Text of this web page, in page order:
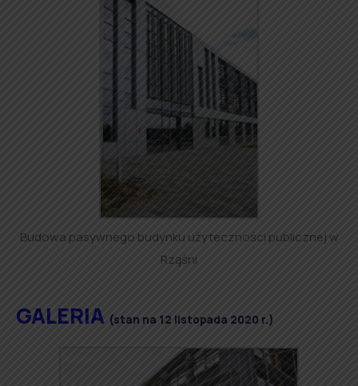
Budowa pasywnego budynku użyteczności publicznej w
Rząśni
GALERIA (stan na 12 listopada 2020 r.)